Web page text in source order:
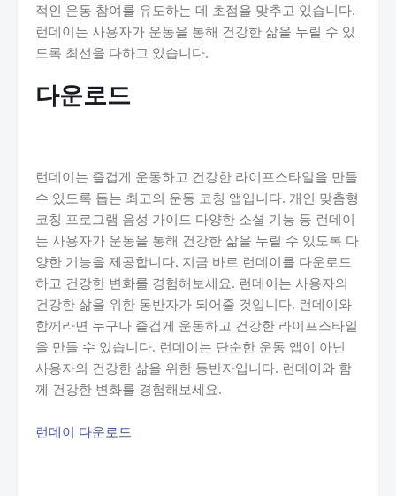
적인 운동 참여를 유도하는 데 초점을 맞추고 있습니다.
런데이는 사용자가 운동을 통해 건강한 삶을 누릴 수 있
도록 최선을 다하고 있습니다.
다운로드
런데이는 즐겁게 운동하고 건강한 라이프스타일을 만들
수 있도록 돕는 최고의 운동 코칭 앱입니다. 개인 맞춤형
코칭 프로그램 음성 가이드 다양한 소셜 기능 등 런데이
는 사용자가 운동을 통해 건강한 삶을 누릴 수 있도록 다
양한 기능을 제공합니다. 지금 바로 런데이를 다운로드
하고 건강한 변화를 경험해보세요. 런데이는 사용자의
건강한 삶을 위한 동반자가 되어줄 것입니다. 런데이와
함께라면 누구나 즐겁게 운동하고 건강한 라이프스타일
을 만들 수 있습니다. 런데이는 단순한 운동 앱이 아닌
사용자의 건강한 삶을 위한 동반자입니다. 런데이와 함
께 건강한 변화를 경험해보세요.
런데이 다운로드